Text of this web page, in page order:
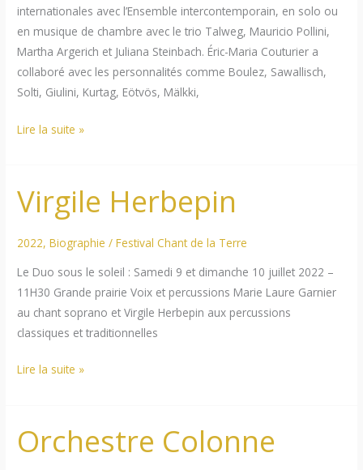
internationales avec l’Ensemble intercontemporain, en solo ou
en musique de chambre avec le trio Talweg, Mauricio Pollini,
Martha Argerich et Juliana Steinbach. Éric-Maria Couturier a
collaboré avec les personnalités comme Boulez, Sawallisch,
Solti, Giulini, Kurtag, Eötvös, Mälkki,
Eric
Lire la suite »
Virgile Herbepin
2022,Biographie /Festival Chant de la Terre
Le Duo sous le soleil : Samedi 9 et dimanche 10 juillet 2022 –
11H30 Grande prairie Voix et percussions Marie Laure Garnier
au chant soprano et Virgile Herbepin aux percussions
classiques et traditionnelles
Virgile
Lire la suite »
Orchestre Colonne